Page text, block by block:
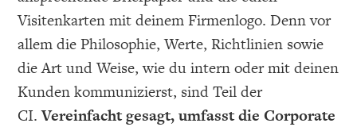
Visitenkarten mit deinem Firmenlogo. Denn vor
allem die Philosophie, Werte, Richtlinien sowie
die Art und Weise, wie du intern oder mit deinen
Kunden kommunizierst, sind Teil der
CI.Vereinfacht gesagt, umfasst die Corporate